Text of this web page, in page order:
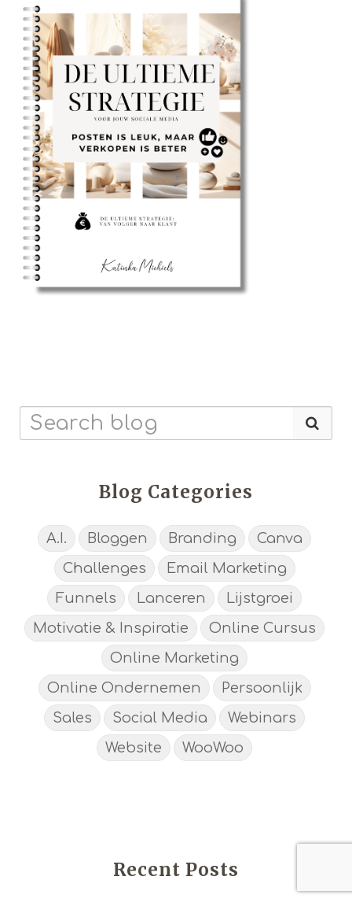
Blog Categories
A.I. Bloggen Branding
Canva
Challenges
Email Marketing
Funnels
Lanceren
Lijstgroei
Motivatie & Inspiratie
Online Cursus
Online Marketing
Online Ondernemen
Persoonlijk
Sales
Social Media
Webinars
Website
WooWoo
Recent Posts